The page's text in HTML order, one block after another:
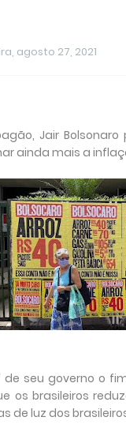
agosto 27, 2021
Jair
ainda mais a
seu governo o
os brasileiros
de luz dos